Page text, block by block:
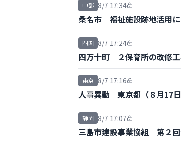
中部 8/7 17:34
桑名市 福祉施設跡地活用
四国 8/7 17:24
四万十町 ２保育所の改修
東京 8/7 17:16
人事異動 東京都（８月17日
静岡 8/7 17:07
三島市建設事業協組 第２